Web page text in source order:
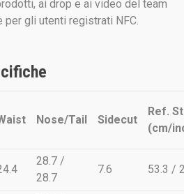
ai drop e ai video del team
gli utenti registrati NFC.
Nose/Tail Sidecut
Ref.
(cm/
28.7 /
28.7
7.6 53.3 /